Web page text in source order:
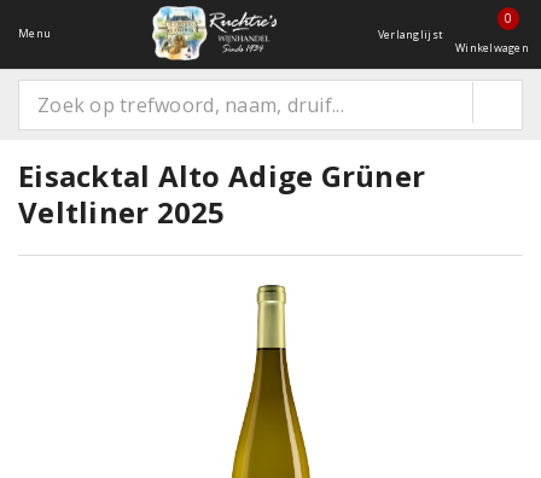
Menu Verlanglijst
0
Winkelwagen
Eisacktal Alto Adige Grüner
Veltliner 2025